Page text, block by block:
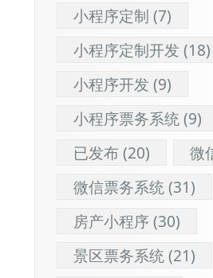
小程序定制 (7)
小程序定制开发 (18)
小程序开发 (9)
小程序票务系统(9)
已发布(20) 微
微信票务系统(31)
房产小程序(30)
景区票务系统(21)